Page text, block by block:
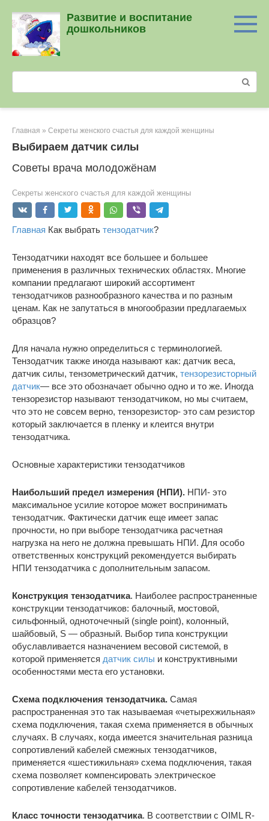
контенту
Развитие и воспитание
дошкольников
Главная » Секреты женского счастья для каждой женщины
Выбираем датчик силы
Советы врача молодожёнам
Секреты женского счастья для каждой женщины
Главная Как выбрать тензодатчик?
Тензодатчики находят все большее и большее
применения в различных технических областях. Многие
компании предлагают широкий ассортимент
тензодатчиков разнообразного качества и по разным
ценам. Как не запутаться в многообразии предлагаемых
образцов?
Для начала нужно определиться с терминологией.
Тензодатчик также иногда называют как: датчик веса,
датчик силы, тензометрический датчик, тензорезисторный
датчик— все это обозначает обычно одно и то же. Иногда
тензорезистор называют тензодатчиком, но мы считаем,
что это не совсем верно, тензорезистор- это сам резистор
который заключается в пленку и клеится внутри
тензодатчика.
Основные характеристики тензодатчиков
Наибольший предел измерения (НПИ). НПИ- это
максимальное усилие которое может воспринимать
тензодатчик. Фактически датчик еще имеет запас
прочности, но при выборе тензодатчика расчетная
нагрузка на него не должна превышать НПИ. Для особо
ответственных конструкций рекомендуется выбирать
НПИ тензодатчика с дополнительным запасом.
Конструкция тензодатчика. Наиболее распространенные
конструкции тензодатчиков: балочный, мостовой,
сильфонный, одноточечный (single point), колонный,
шайбовый, S — образный. Выбор типа конструкции
обуславливается назначением весовой системой, в
которой применяется датчик силы и конструктивными
особенностями места его установки.
Схема подключения тензодатчика. Самая
распространенная это так называемая «четырехжильная»
схема подключения, такая схема применяется в обычных
случаях. В случаях, когда имеется значительная разница
сопротивлений кабелей смежных тензодатчиков,
применяется «шестижильная» схема подключения, такая
схема позволяет компенсировать электрическое
сопротивление кабелей тензодатчиков.
Класс точности тензодатчика. В соответствии с OIML R-